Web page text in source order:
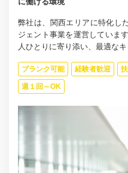
弊社は、関西エリアに特化し
ジェント事業を運営していま
人ひとりに寄り添い、最適な
ブランク可能 経験者歓迎
週１回～OK